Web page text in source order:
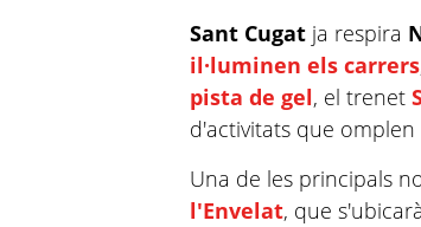
Sant Cugat ja respira
il·luminen els carrers
pista de gel, el trenet
d'activitats que
Una de les principals
l'Envelat, que